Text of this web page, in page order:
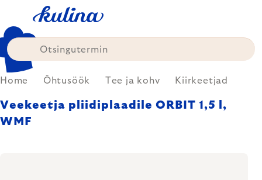
content
Home Õhtusöök Tee ja kohv Kiirkeetjad
Veekeetja pliidiplaadile ORBIT 1,5 l,
WMF